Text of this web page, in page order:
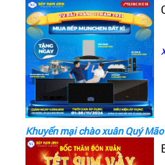
Khuyến mại chào xuân Quý